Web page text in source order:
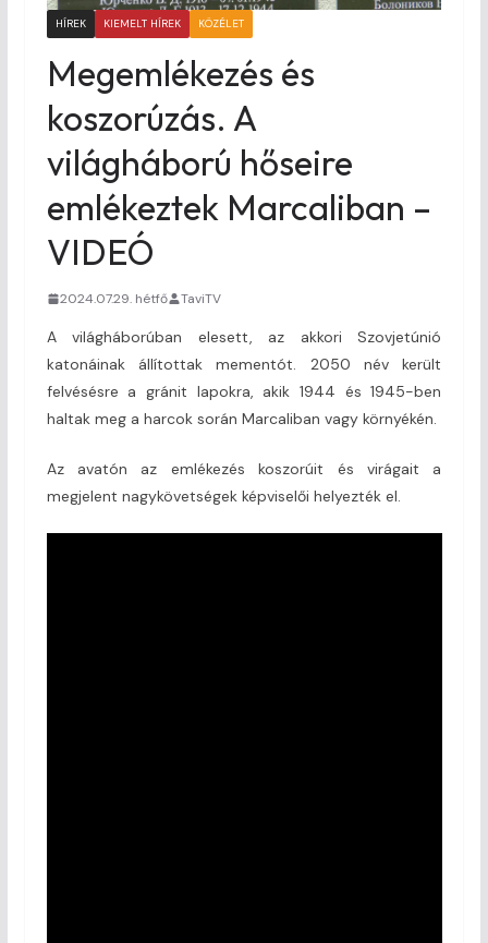
HÍREK KIEMELT HÍREK KÖZÉLET
Megemlékezés és
koszorúzás. A
világháború hőseire
emlékeztek Marcaliban –
VIDEÓ
2024.07.29. hétfő TaviTV
A világháborúban elesett, az akkori Szovjetúnió
katonáinak állítottak mementót. 2050 név került
felvésésre a gránit lapokra, akik 1944 és 1945-ben
haltak meg a harcok során Marcaliban vagy környékén.
Az avatón az emlékezés koszorúit és virágait a
megjelent nagykövetségek képviselői helyezték el.